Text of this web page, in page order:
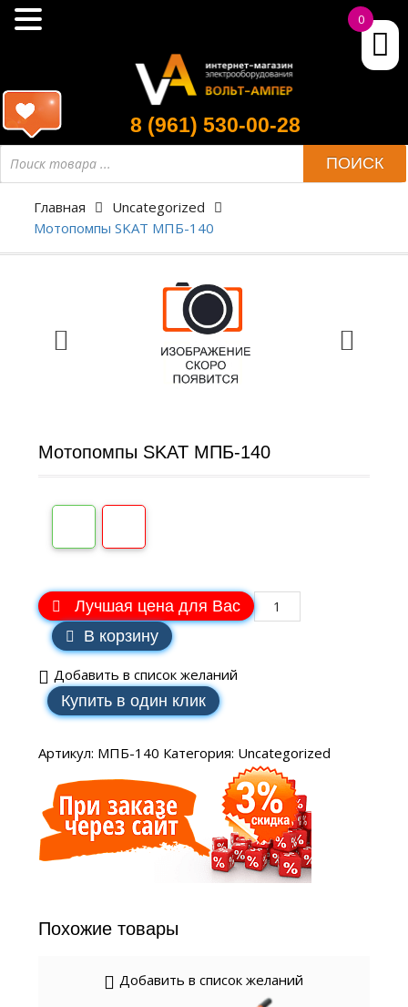
8 (961) 530-00-28
ПОИСК
Главная
Uncategorized
Мотопомпы SKAT МПБ-140
Мотопомпы SKAT МПБ-140
Лучшая цена для Вас
В корзину
Добавить в список желаний
Купить в один клик
Артикул: МПБ-140 Категория: Uncategorized
Похожие товары
Добавить в список желаний
0